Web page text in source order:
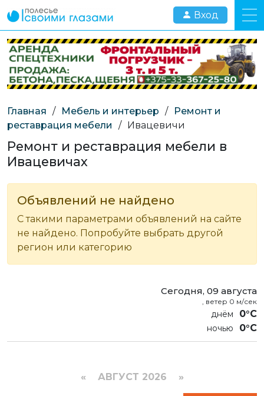
Вход
Главная / Мебель и интерьер /
Ремонт и
реставрация мебели
/ Ивацевичи
Ремонт и реставрация мебели в
Ивацевичах
Объявлений не найдено
С такими параметрами объявлений на сайте
не найдено. Попробуйте выбрать другой
регион или категорию
Сегодня, 09 августа
, ветер 0 м/сек
0°C
0°C
« АВГУСТ 2026 »